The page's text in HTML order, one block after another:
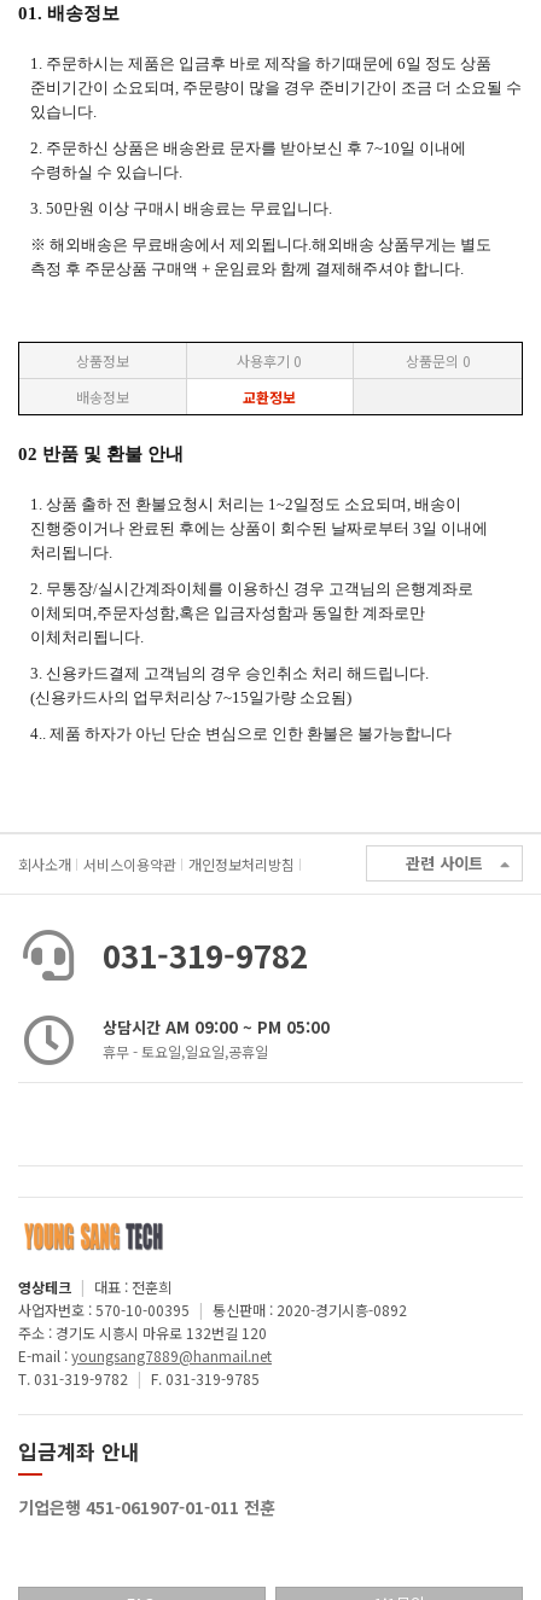
01. 배송정보
1. 주문하시는 제품은 입금후 바로 제작을 하기때문에 6일 정도 상품
준비기간이 소요되며, 주문량이 많을 경우 준비기간이 조금 더 소요될 수
있습니다.
2. 주문하신 상품은 배송완료 문자를 받아보신 후 7~10일 이내에
수령하실 수 있습니다.
3. 50만원 이상 구매시 배송료는 무료입니다.
※ 해외배송은 무료배송에서 제외됩니다.해외배송 상품무게는 별도
측정 후 주문상품 구매액 + 운임료와 함께 결제해주셔야 합니다.
상품정보 사용후기 0 상품문의 0
배송정보
교환정보
02 반품 및 환불 안내
1. 상품 출하 전 환불요청시 처리는 1~2일정도 소요되며, 배송이
진행중이거나 완료된 후에는 상품이 회수된 날짜로부터 3일 이내에
처리됩니다.
2. 무통장/실시간계좌이체를 이용하신 경우 고객님의 은행계좌로
이체되며,주문자성함,혹은 입금자성함과 동일한 계좌로만
이체처리됩니다.
3. 신용카드결제 고객님의 경우 승인취소 처리 해드립니다.
(신용카드사의 업무처리상 7~15일가량 소요됨)
4.. 제품 하자가 아닌 단순 변심으로 인한 환불은 불가능합니다
회사소개 서비스이용약관 개인정보처리방침 관련 사이트
031-319-9782
상담시간 AM 09:00 ~ PM 05:00
휴무 - 토요일,일요일,공휴일
영상테크 | 대표 : 전훈희
사업자번호 : 570-10-00395 | 통신판매 : 2020-경기시흥-0892
주소 : 경기도 시흥시 마유로 132번길 120
E-mail :youngsang7889@hanmail.net
T. 031-319-9782 | F. 031-319-9785
입금계좌 안내
기업은행 451-061907-01-011 전훈